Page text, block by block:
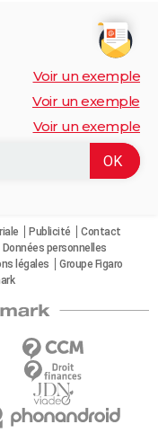
Voir un exemple
Voir un exemple
Voir un exemple
Publicité
Contact
Données personnelles
légales
Groupe Figaro